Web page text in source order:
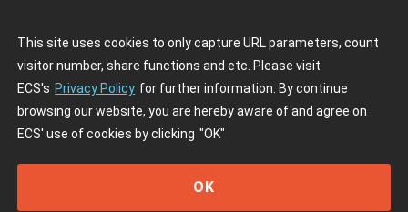
This site uses cookies to only capture URL parameters, count
visitor number, share functions and etc. Please visit
ECS's Privacy Policy for further information. By continue
browsing our website, you are hereby aware of and agree on
ECS' use of cookies by clicking "OK"
OK